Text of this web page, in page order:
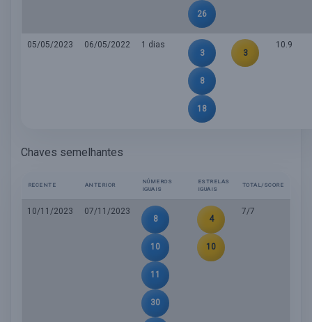
26
05/05/2023 06/05/2022
1 dias
3
8
18
3
10.9
Chaves semelhantes
RECENTE ANTERIOR
NÚMEROS
IGUAIS
ESTRELAS
IGUAIS
TOTAL/SCORE
10/11/2023
07/11/2023
8
10
11
30
4
10
7/7